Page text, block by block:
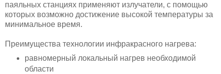
паяльных станциях применяют излучатели, с помощью
которых возможно достижение высокой температуры за
минимальное время.
Преимущества технологии инфракрасного нагрева:
равномерный локальный нагрев необходимой
области